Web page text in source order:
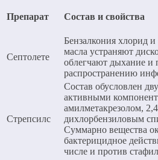
Препарат Состав и свойства
Септолете
Бензалкония хлорид
масла устраняют
облегчают дыхание и
распространению
Стрепсилс
Состав обусловлен
активными
амилметакрезолом,
дихлорбензиловым
Суммарно вещества
бактерицидное
числе и против